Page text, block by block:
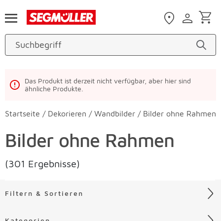
Das Produkt ist derzeit nicht verfügbar, aber hier sind
ähnliche Produkte.
Startseite / Dekorieren / Wandbilder / Bilder ohne Rahmen
Bilder ohne Rahmen
(301 Ergebnisse)
Filtern & Sortieren